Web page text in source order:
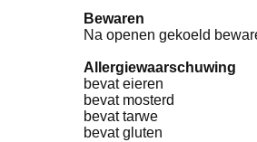
Bewaren
Na openen gekoeld
Allergiewaarschuwing
bevat eieren
bevat mosterd
bevat tarwe
bevat gluten